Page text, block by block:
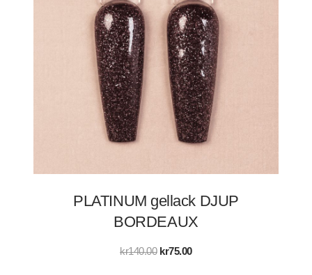
PLATINUM gellack DJUP
BORDEAUX
kr140.00 Det
kr75.00Det